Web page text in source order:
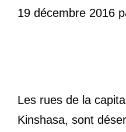
19 décembre 2016
Les rues de la
Kinshasa, sont